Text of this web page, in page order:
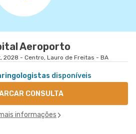
Aeroporto
2028 - Centro, Lauro de Freitas - BA
disponíveis
CONSULTA
informações